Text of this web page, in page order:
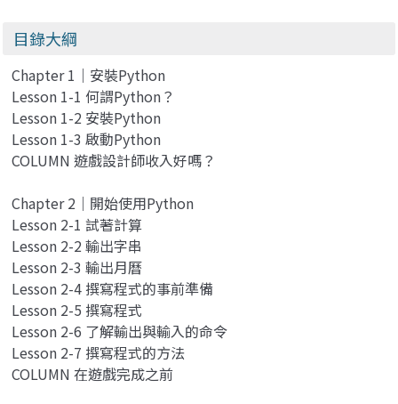
目錄大綱
Chapter 1｜安裝Python
Lesson 1-1 何謂Python？
Lesson 1-2 安裝Python
Lesson 1-3 啟動Python
COLUMN 遊戲設計師收入好嗎？
Chapter 2｜開始使用Python
Lesson 2-1 試著計算
Lesson 2-2 輸出字串
Lesson 2-3 輸出月曆
Lesson 2-4 撰寫程式的事前準備
Lesson 2-5 撰寫程式
Lesson 2-6 了解輸出與輸入的命令
Lesson 2-7 撰寫程式的方法
COLUMN 在遊戲完成之前